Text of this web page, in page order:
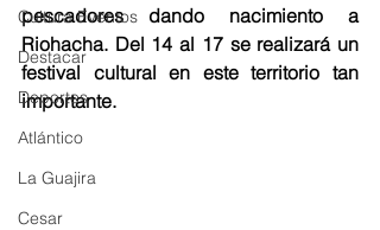
Cultura Eventos
Destacar
Deportes
Atlántico
La Guajira
Cesar
pescadores dando nacimiento a
Riohacha. Del 14 al 17 se realizará un
festival cultural en este territorio tan
importante.